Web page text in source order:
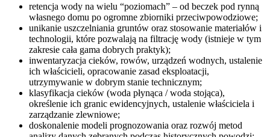
retencja wody na wielu “poziomach” – od beczek pod rynną
własnego domu po ogromne zbiorniki przeciwpowodziowe;
unikanie uszczelniania gruntów oraz stosowanie materiałów i
technologii, które pozwalają na filtrację wody (istnieje w tym
zakresie cała gama dobrych praktyk);
inwentaryzacja cieków, rowów, urządzeń wodnych, ustalenie
ich właścicieli, opracowanie zasad eksploatacji,
utrzymywanie w dobrym stanie technicznym;
klasyfikacja cieków (woda płynąca / woda stojąca),
określenie ich granic ewidencyjnych, ustalenie właściciela i
zarządzanie zlewniowe;
doskonalenie modeli prognozowania oraz rozwój metod